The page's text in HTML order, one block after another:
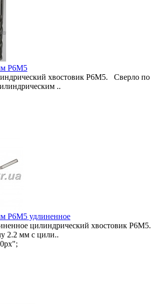
Р6М5
хвостовик Р6М5. Сверло по
..
Р6М5 удлиненное
цилиндрический хвостовик Р6М5.
2.2 мм с цили..